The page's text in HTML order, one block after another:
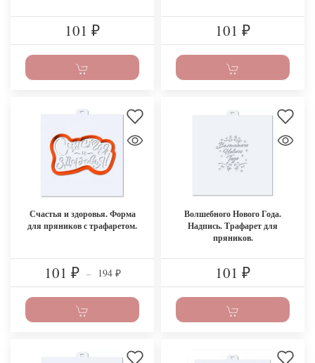
101 ₽ 101 ₽
Счастья и здоровья. Форма
для пряников с трафаретом.
101 ₽ – 194 ₽
Волшебного Нового Года.
Надпись. Трафарет для
пряников.
101 ₽